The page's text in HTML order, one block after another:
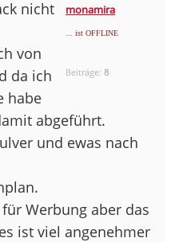
monamira
... ist OFFLINE
Beiträge:8
nicht
von
da ich
habe
abgeführt.
und ewas nach
Werbung aber das
ist viel angenehmer